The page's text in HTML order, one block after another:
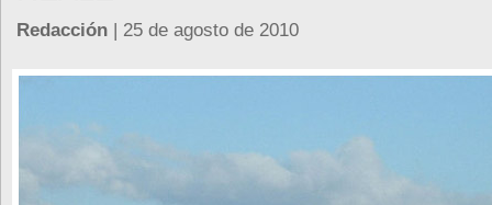
Redacción | 25 de agosto de 2010